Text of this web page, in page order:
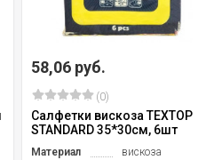
58,06 руб.
(0)
Салфетки вискоза TEXTOP
STANDARD 35*30см, 6шт
Материал вискоза